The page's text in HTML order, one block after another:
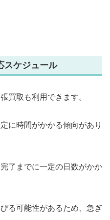
スケジュール
買取も利用できます。
に時間がかかる傾向があり
了までに一定の日数がかか
る可能性があるため、急ぎ